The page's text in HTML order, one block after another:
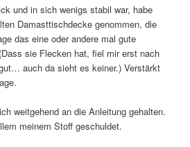
und in sich wenigs stabil war, habe
Damasttischdecke genommen, die
das eine oder andere mal gute
sie Flecken hat, fiel mir erst nach
auch da sieht es keiner.) Verstärkt
weitgehend an die Anleitung gehalten.
meinem Stoff geschuldet.